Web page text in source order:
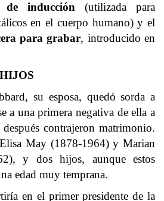
inducción (utilizada para
en el cuerpo humano) y el
para grabar, introducido en
su esposa, quedó sorda a
a una primera negativa de ella a
contrajeron matrimonio.
May (1878-1964) y Marian
y dos hijos, aunque estos
edad muy temprana.
en el primer presidente de la